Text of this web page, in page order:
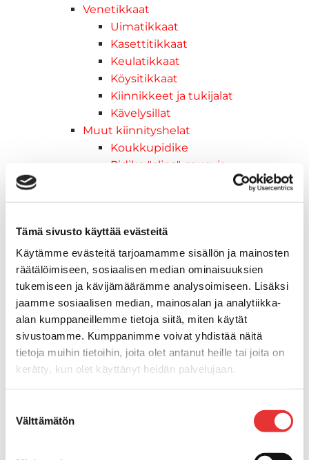
Tämä sivusto käyttää evästeitä
Käytämme evästeitä tarjoamamme sisällön ja mainosten
räätälöimiseen, sosiaalisen median ominaisuuksien
tukemiseen ja kävijämäärämme analysoimiseen. Lisäksi
jaamme sosiaalisen median, mainosalan ja analytiikka-
alan kumppaneillemme tietoja siitä, miten käytät
sivustoamme. Kumppanimme voivat yhdistää näitä
tietoja muihin tietoihin, joita olet antanut heille tai joita on
kerätty, kun olet käyttänyt heidän palvelujaan.
valinta
Välttämätön
Venetikkaat
Uimatikkaat
Kasettitikkaat
Keulatikkaat
Köysitikkaat
Kiinnikkeet ja tukijalat
Kävelysillat
Muut kiinnityshelat
Koukkupidike
Pidike "clips", muovia
Tuulilasin kiinnike
Törmäyslista
Kansikate
Reuna- ja ikkunalistat
Alumiinilistat
Kävelysillat ja Taavetit
Kiinnitysvarret
SUP-laudan telineet
Kuljetusrampit
Askelmat
Kuljetusramppien tarvikkeet